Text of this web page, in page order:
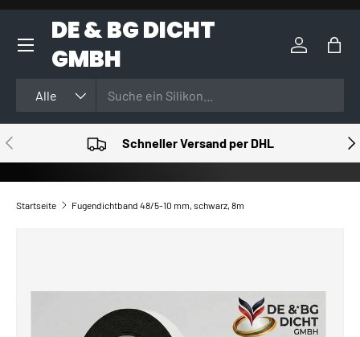
DIREKT ZUM INHALT
DE & BG DICHT
GMBH
Alle
Einloggen
VORHERIGE Schneller Versand per DHL
Startseite Fugendichtband 48/5-10 mm, schwarz, 8m